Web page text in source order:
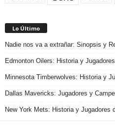
Lo Último
Nadie nos va a extrañar: Sinopsis y
Edmonton Oilers: Historia y
Minnesota Timberwolves: Historia y
Dallas Mavericks: Jugadores y
New York Mets: Historia y Jugadores